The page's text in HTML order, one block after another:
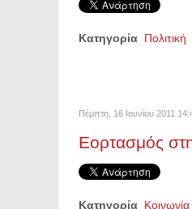
Κατηγορία Πολιτική
Πέμπτη, 16 Ιουνίου 2011
Εορτασμός
Κατηγορία Κοινωνία